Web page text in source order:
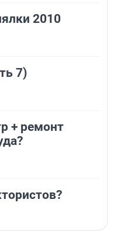
2010
7)
+ ремонт